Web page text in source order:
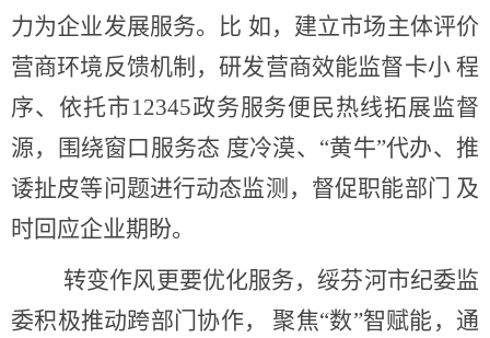
力为企业发展服务。比 如，建立市场主体评价
营商环境反馈机制，研发营商效能监督卡小 程
序、依托市12345政务服务便民热线拓展监督
源，围绕窗口服务态 度冷漠、“黄牛”代办、推
诿扯皮等问题进行动态监测，督促职能部门 及
时回应企业期盼。
转变作风更要优化服务，绥芬河市纪委监
委积极推动跨部门协作，
聚焦“数”智赋能，通